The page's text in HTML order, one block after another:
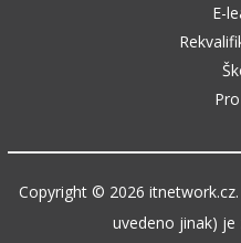
E-
Copyright © 2026 itnetwork.cz.
uvedeno jinak) je